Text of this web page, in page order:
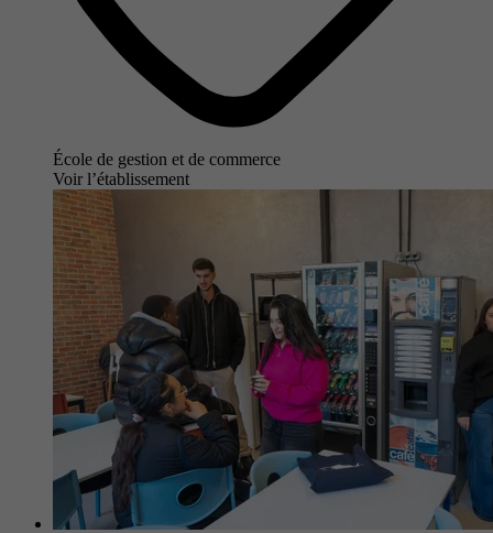
École de gestion et de commerce
Voir l’établissement